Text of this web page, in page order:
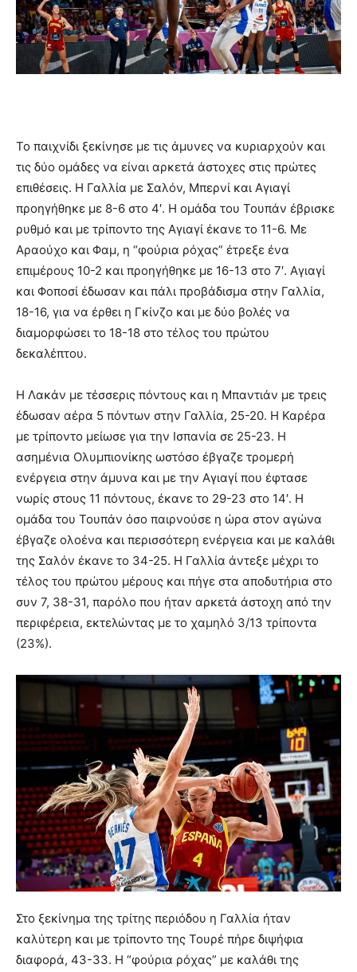
Το παιχνίδι ξεκίνησε με τις άμυνες να κυριαρχούν και
τις δύο ομάδες να είναι αρκετά άστοχες στις πρώτες
επιθέσεις. Η Γαλλία με Σαλόν, Μπερνί και Αγιαγί
προηγήθηκε με 8-6 στο 4′. Η ομάδα του Τουπάν έβρισκε
ρυθμό και με τρίποντο της Αγιαγί έκανε το 11-6. Με
Αραούχο και Φαμ, η “φούρια ρόχας” έτρεξε ένα
επιμέρους 10-2 και προηγήθηκε με 16-13 στο 7′. Αγιαγί
και Φοποσί έδωσαν και πάλι προβάδισμα στην Γαλλία,
18-16, για να έρθει η Γκίνζο και με δύο βολές να
διαμορφώσει το 18-18 στο τέλος του πρώτου
δεκαλέπτου.
Η Λακάν με τέσσερις πόντους και η Μπαντιάν με τρεις
έδωσαν αέρα 5 πόντων στην Γαλλία, 25-20. H Καρέρα
με τρίποντο μείωσε για την Ισπανία σε 25-23. Η
ασημένια Ολυμπιονίκης ωστόσο έβγαζε τρομερή
ενέργεια στην άμυνα και με την Αγιαγί που έφτασε
νωρίς στους 11 πόντους, έκανε το 29-23 στο 14′. H
ομάδα του Τουπάν όσο παιρνούσε η ώρα στον αγώνα
έβγαζε ολοένα και περισσότερη ενέργεια και με καλάθι
της Σαλόν έκανε το 34-25. Η Γαλλία άντεξε μέχρι το
τέλος του πρώτου μέρους και πήγε στα αποδυτήρια στο
συν 7, 38-31, παρόλο που ήταν αρκετά άστοχη από την
περιφέρεια, εκτελώντας με το χαμηλό 3/13 τρίποντα
(23%).
Στο ξεκίνημα της τρίτης περιόδου η Γαλλία ήταν
καλύτερη και με τρίποντο της Τουρέ πήρε διψήφια
διαφορά, 43-33. Η “φούρια ρόχας” με καλάθι της